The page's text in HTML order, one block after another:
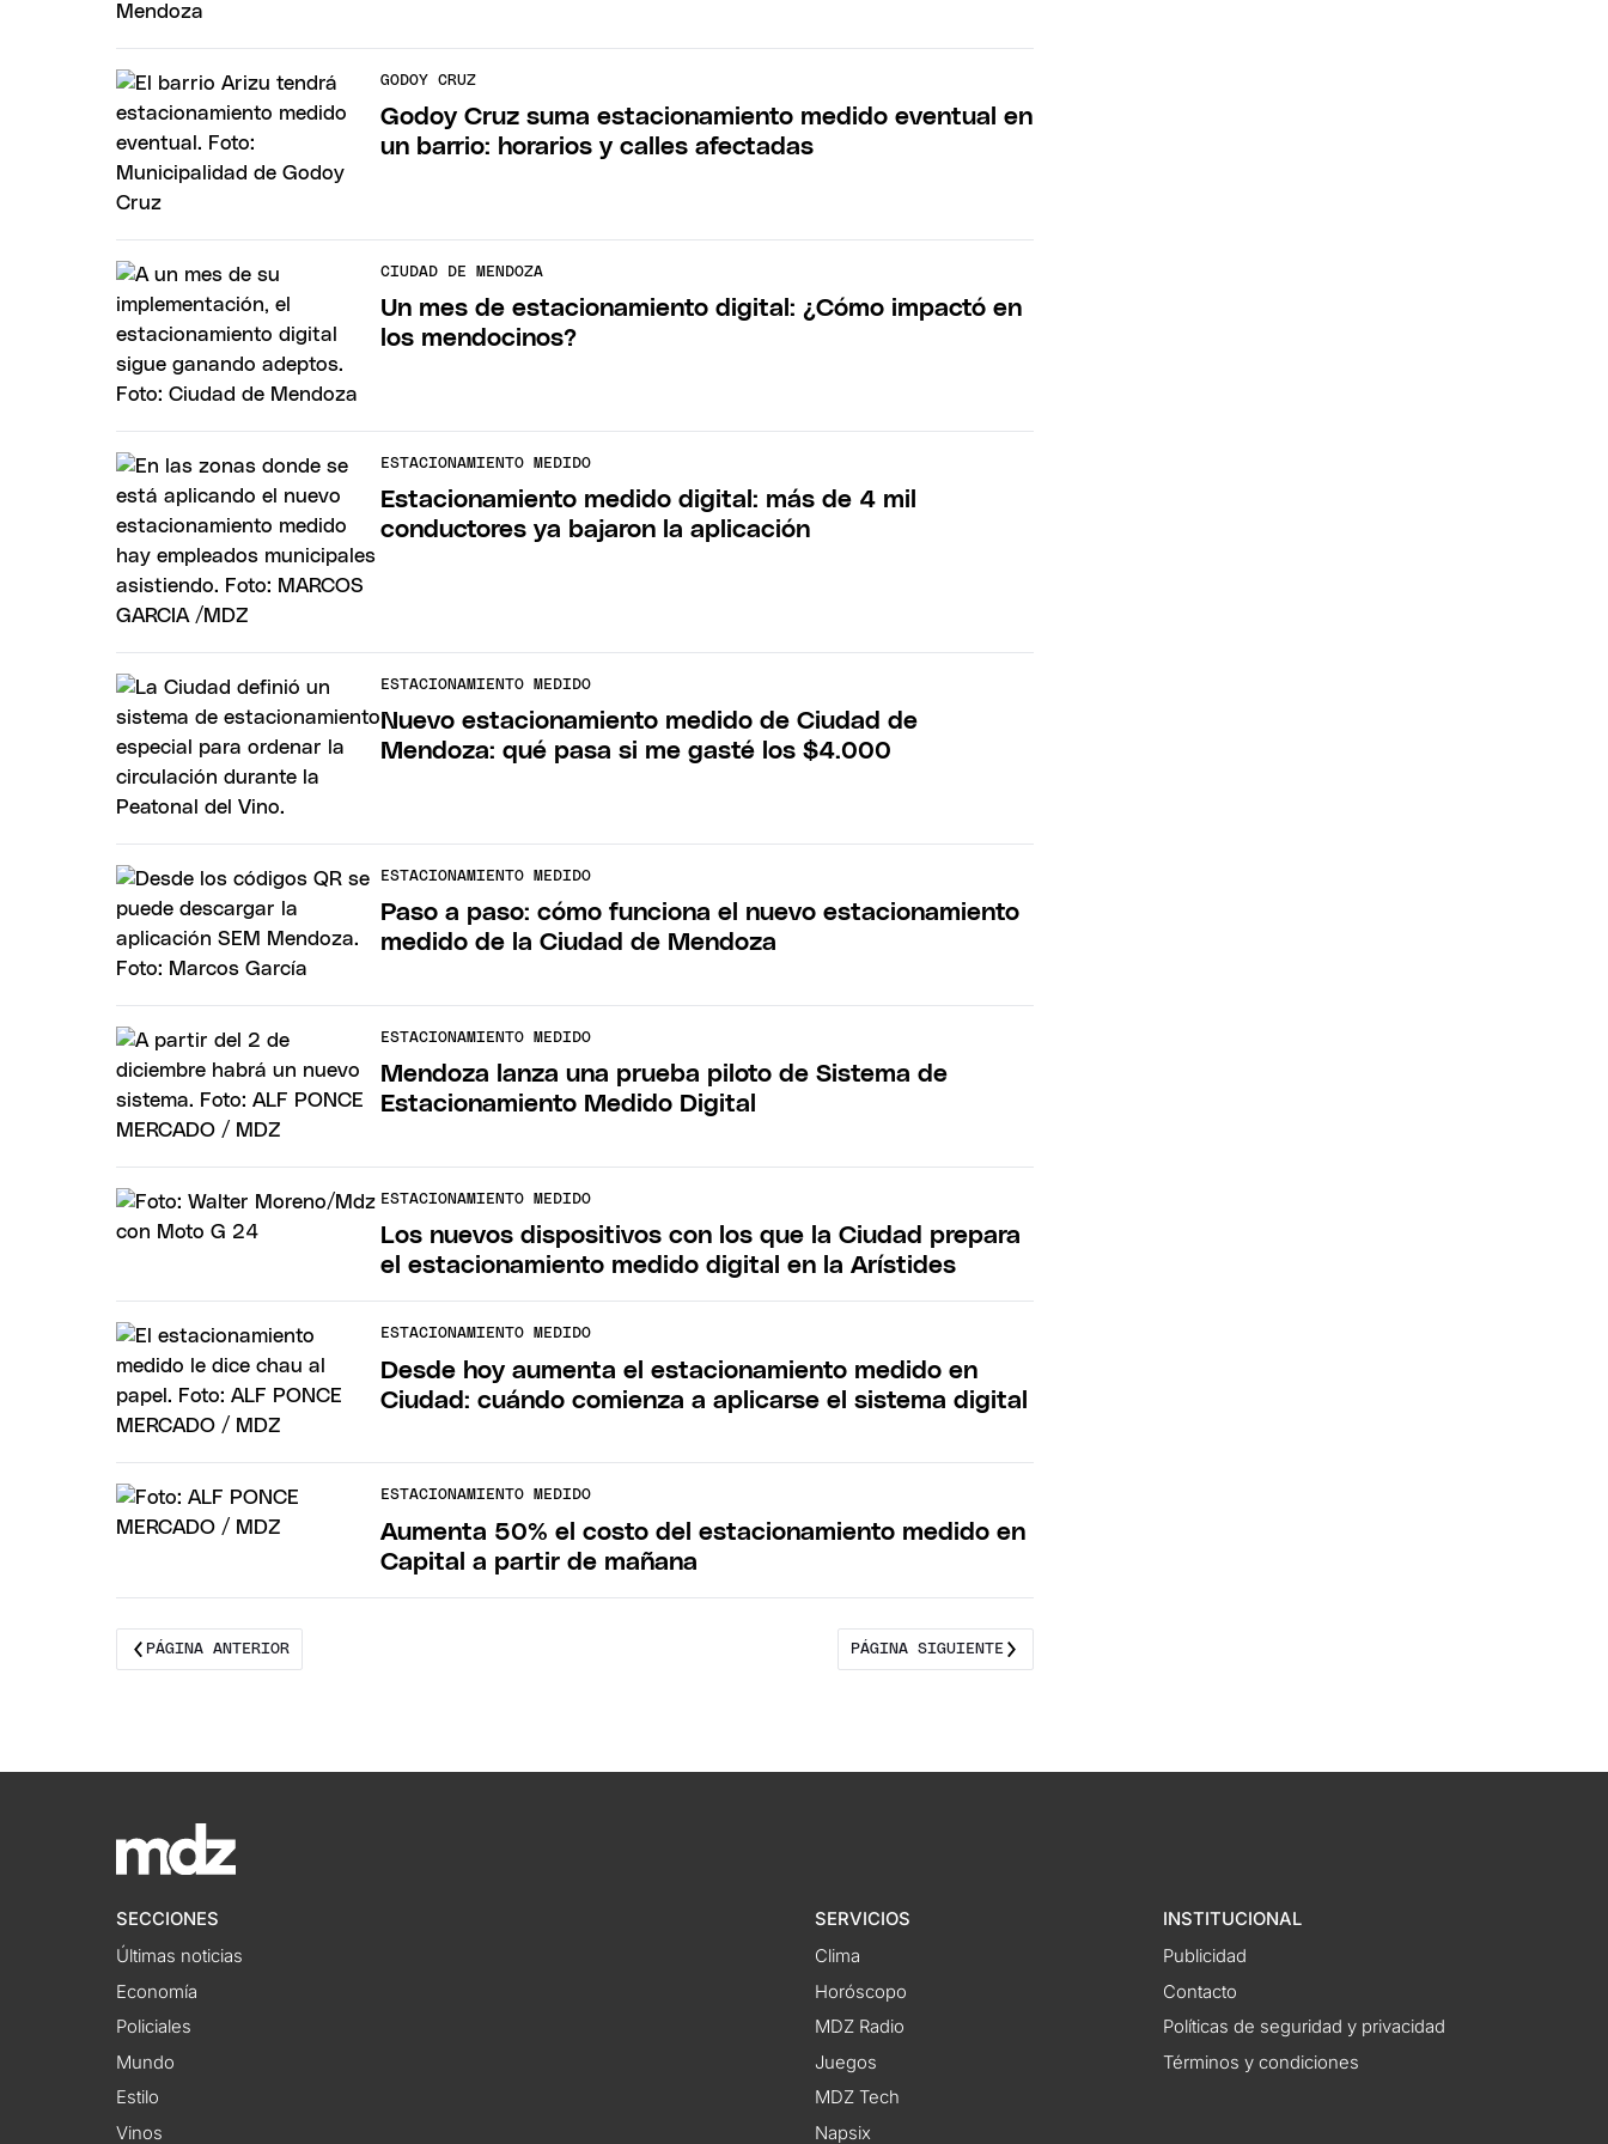
GODOY CRUZ
Godoy Cruz suma estacionamiento medido eventual en
un barrio: horarios y calles afectadas
CIUDAD DE MENDOZA
Un mes de estacionamiento digital: ¿Cómo impactó en
los mendocinos?
ESTACIONAMIENTO MEDIDO
Estacionamiento medido digital: más de 4 mil
conductores ya bajaron la aplicación
ESTACIONAMIENTO MEDIDO
Nuevo estacionamiento medido de Ciudad de
Mendoza: qué pasa si me gasté los $4.000
ESTACIONAMIENTO MEDIDO
Paso a paso: cómo funciona el nuevo estacionamiento
medido de la Ciudad de Mendoza
ESTACIONAMIENTO MEDIDO
Mendoza lanza una prueba piloto de Sistema de
Estacionamiento Medido Digital
ESTACIONAMIENTO MEDIDO
Los nuevos dispositivos con los que la Ciudad prepara
el estacionamiento medido digital en la Arístides
ESTACIONAMIENTO MEDIDO
Desde hoy aumenta el estacionamiento medido en
Ciudad: cuándo comienza a aplicarse el sistema digital
ESTACIONAMIENTO MEDIDO
Aumenta 50% el costo del estacionamiento medido en
Capital a partir de mañana
PÁGINA ANTERIOR PÁGINA SIGUIENTE
SECCIONES
Últimas noticias
Economía
Policiales
Mundo
Estilo
Vinos
SERVICIOS
Clima
Horóscopo
MDZ Radio
Juegos
MDZ Tech
Napsix
INSTITUCIONAL
Publicidad
Contacto
Políticas de seguridad y privacidad
Términos y condiciones